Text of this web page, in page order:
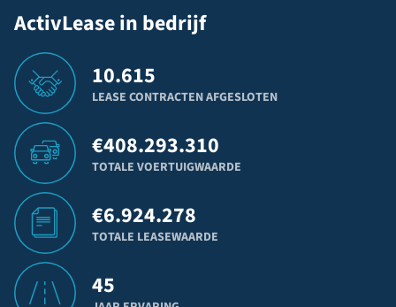
ActivLease in bedrijf
10.615
LEASE CONTRACTEN AFGESLOTEN
€408.293.310
TOTALE VOERTUIGWAARDE
€6.924.278
TOTALE LEASEWAARDE
45